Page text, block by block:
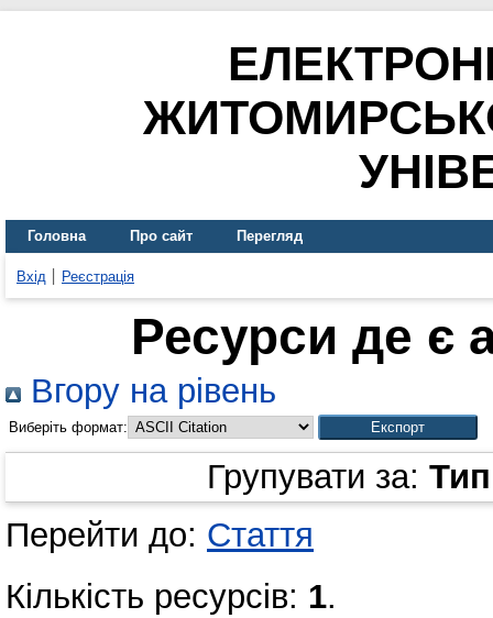
Головна Про сайт Перегляд
Вхід Реєстрація
Ресурси де є
Вгору на рівень
Виберіть формат:
Групувати за:
Перейти до: Стаття
Кількість ресурсів: 1.